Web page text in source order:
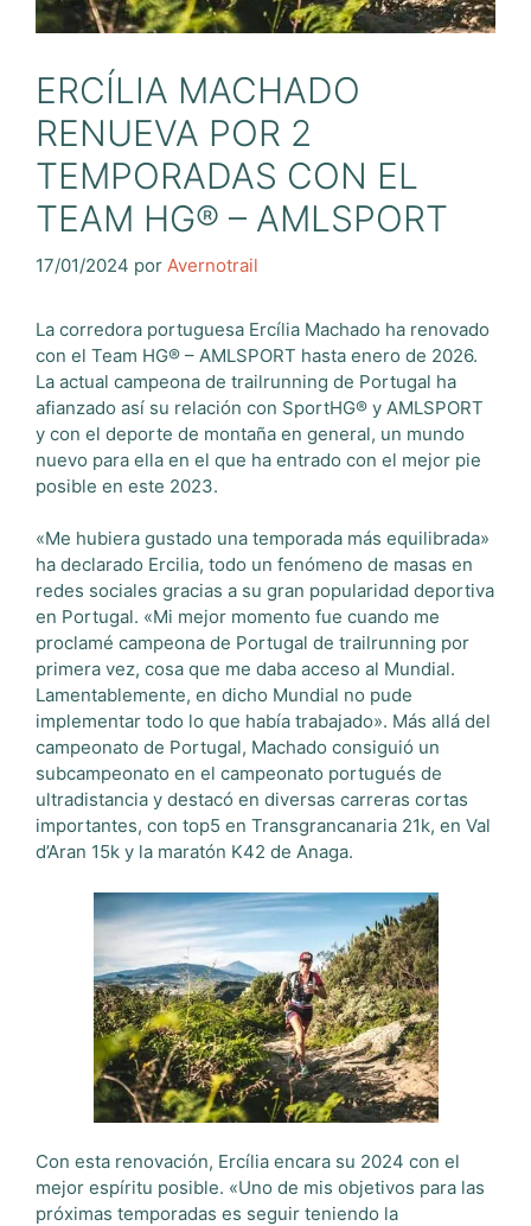
ERCÍLIA MACHADO
RENUEVA POR 2
TEMPORADAS CON EL
TEAM HG® – AMLSPORT
17/01/2024 por Avernotrail
La corredora portuguesa Ercília Machado ha renovado
con el Team HG® – AMLSPORT hasta enero de 2026.
La actual campeona de trailrunning de Portugal ha
afianzado así su relación con SportHG® y AMLSPORT
y con el deporte de montaña en general, un mundo
nuevo para ella en el que ha entrado con el mejor pie
posible en este 2023.
«Me hubiera gustado una temporada más equilibrada»
ha declarado Ercilia, todo un fenómeno de masas en
redes sociales gracias a su gran popularidad deportiva
en Portugal. «Mi mejor momento fue cuando me
proclamé campeona de Portugal de trailrunning por
primera vez, cosa que me daba acceso al Mundial.
Lamentablemente, en dicho Mundial no pude
implementar todo lo que había trabajado». Más allá del
campeonato de Portugal, Machado consiguió un
subcampeonato en el campeonato portugués de
ultradistancia y destacó en diversas carreras cortas
importantes, con top5 en Transgrancanaria 21k, en Val
d’Aran 15k y la maratón K42 de Anaga.
Con esta renovación, Ercília encara su 2024 con el
mejor espíritu posible. «Uno de mis objetivos para las
próximas temporadas es seguir teniendo la